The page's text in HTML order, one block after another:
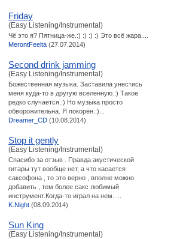
Friday
(Easy Listening/Instrumental)
Чё это я? Пятница-же.:) :) :) :) Это всё жара....
MerontFeelta (27.07.2014)
Second drink jamming
(Easy Listening/Instrumental)
Божественная музыка. Заставила унестись
меня куда-то в другую вселенную.:) Такое
редко случается.:) Но музыка просто
обворожительна. Я покорён.:)...
Dreamer_CD (10.08.2014)
Stop it gently
(Easy Listening/Instrumental)
Спасибо за отзыв . Правда акустической
гитары тут вообще нет, а что касается
саксофона , то это верно , вполне можно
добавить , тем более сакс любимый
инструмент.Когда-то играл на нем. ...
K.Night (08.09.2014)
Sun King
(Easy Listening/Instrumental)